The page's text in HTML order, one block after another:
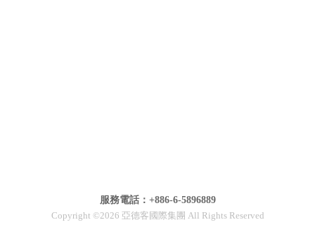
服務電話：+886-6-5896889
Copyright ©2026 亞德客國際集團 All Rights Reserved